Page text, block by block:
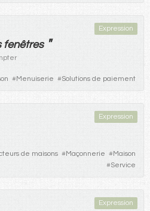
Expression
fenêtres "
#Menuiserie #Solutions de paiement
Expression
de maisons #Maçonnerie #Maison
#Service
Expression